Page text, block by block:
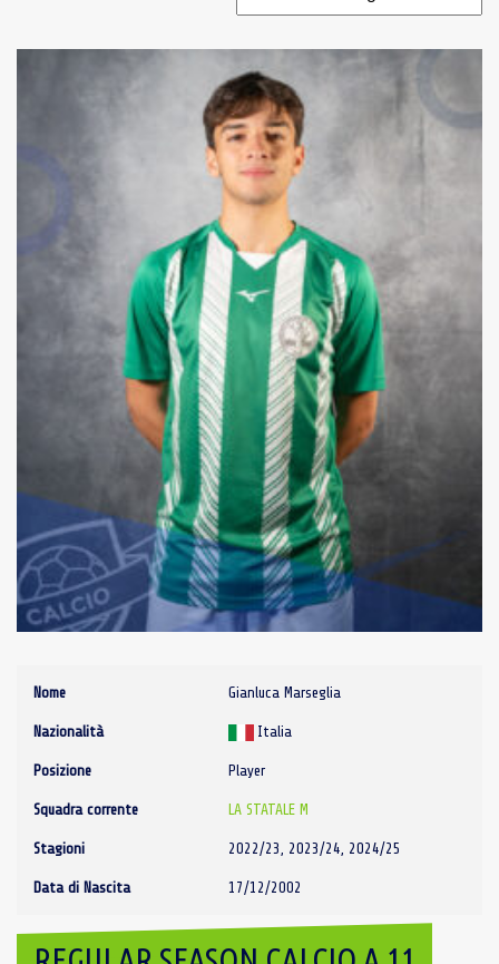
Nome Gianluca Marseglia
Nazionalità Italia
Posizione Player
Squadra corrente LA STATALE M
Stagioni 2022/23, 2023/24, 2024/25
Data di Nascita 17/12/2002